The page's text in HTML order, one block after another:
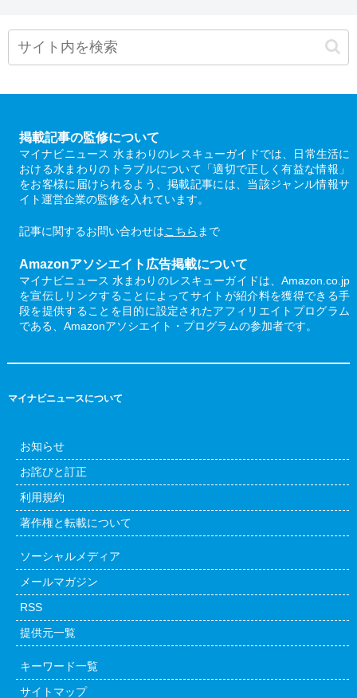
掲載記事の監修について
マイナビニュース 水まわりのレスキューガイドでは、日常生活に
おける水まわりのトラブルについて「適切で正しく有益な情報」
をお客様に届けられるよう、掲載記事には、当該ジャンル情報サ
イト運営企業の監修を入れています。
記事に関するお問い合わせはこちら まで
Amazonアソシエイト広告掲載について
マイナビニュース 水まわりのレスキューガイドは、Amazon.co.jp
を宣伝しリンクすることによってサイトが紹介料を獲得できる手
段を提供することを目的に設定されたアフィリエイトプログラム
である、Amazonアソシエイト・プログラムの参加者です。
マイナビニュースについて
お知らせ
お詫びと訂正
利用規約
著作権と転載について
ソーシャルメディア
メールマガジン
RSS
提供元一覧
キーワード一覧
サイトマップ